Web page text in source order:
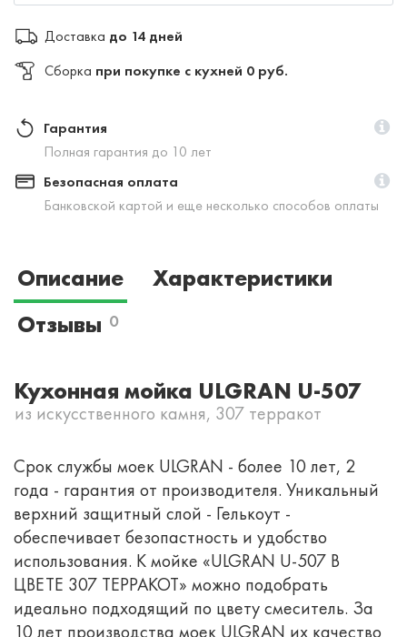
Доставка до 14 дней
Сборка при покупке с кухней 0 руб.
Гарантия
Полная гарантия до 10 лет
Безопасная оплата
Банковской картой и еще несколько способов оплаты
Описание
Характеристики
Отзывы 0
Кухонная мойка ULGRAN U-507
из искусственного камня, 307 терракот
Срок службы моек ULGRAN - более 10 лет, 2
года - гарантия от производителя. Уникальный
верхний защитный слой - Гелькоут -
обеспечивает безопастность и удобство
использования. К мойке «ULGRAN U-507 В
ЦВЕТЕ 307 ТЕРРАКОТ» можно подобрать
идеально подходящий по цвету смеситель. За
10 лет производства моек ULGRAN их качество